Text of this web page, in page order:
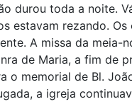
durou toda a noite.
estavam rezando. Os
A missa da meia-
de Maria, a fim de
o memorial de Bl.
a igreja